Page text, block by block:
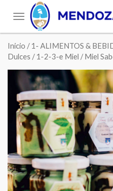
Toggle
navigation
Inicio /1- ALIMENTOS &
Dulces /1-2-3-e Miel / Miel